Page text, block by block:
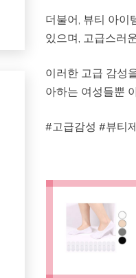
더불어, 뷰티 아이
있으며, 고급스러
이러한 고급 감성
아하는 여성들뿐
#고급감성 #뷰티